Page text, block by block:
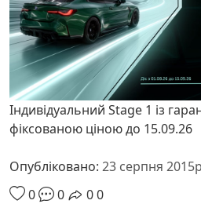
Індивідуальний Stage 1 із
фіксованою ціною до 15.09.26
Опубліковано: 23 серпня
0
0 00